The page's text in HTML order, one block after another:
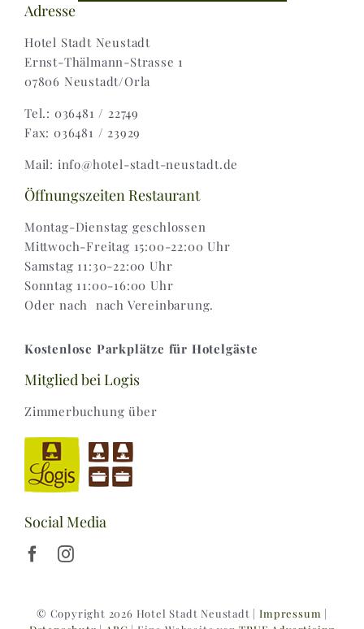
Zahlungsweisen |
Widerruf |
Versand & Lieferung
Adresse
Hotel Stadt Neustadt
Ernst-Thälmann-Strasse 1
07806 Neustadt/Orla
Tel.: 036481 / 22749
Fax: 036481 / 23929
Mail: info@hotel-stadt-neustadt.de
Öffnungszeiten Restaurant
Montag-Dienstag geschlossen
Mittwoch-Freitag 15:00-22:00 Uhr
Samstag 11:30-22:00 Uhr
Sonntag 11:00-16:00 Uhr
Oder nach nach Vereinbarung.
Kostenlose Parkplätze für Hotelgäste
Mitglied bei Logis
Zimmerbuchung über
Social Media
© Copyright 2026 Hotel Stadt Neustadt |Impressum |